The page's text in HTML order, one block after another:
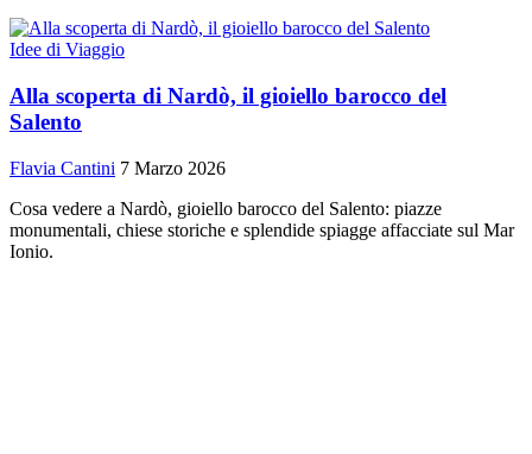
Idee di Viaggio
Alla scoperta di Nardò, il gioiello barocco del
Salento
Flavia Cantini 7 Marzo 2026
Cosa vedere a Nardò, gioiello barocco del Salento: piazze
monumentali, chiese storiche e splendide spiagge affacciate sul Mar
Ionio.